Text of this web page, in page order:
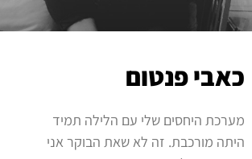
כאבי פנטום
מערכת היחסים שלי עם הלילה תמיד
היתה מורכבת. זה לא שאת הבוקר אני